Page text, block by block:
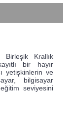
Birleşik Krallık
bir hayır
yetişkinlerin ve
bilgisayar
seviyesini